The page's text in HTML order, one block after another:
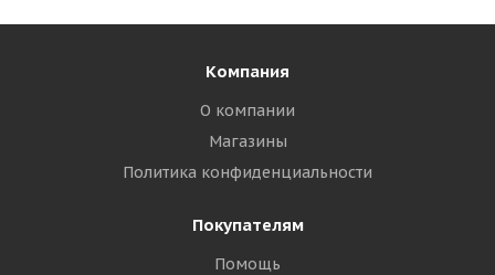
Компания
О компании
Магазины
Политика конфиденциальности
Покупателям
Помощь